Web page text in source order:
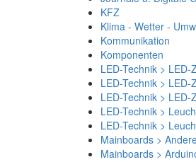
KFZ
Klima - Wetter -
Kommunikation
Komponenten
LED-Technik >
LED-Technik >
LED-Technik >
LED-Technik >
LED-Technik >
Mainboards >
Mainboards >